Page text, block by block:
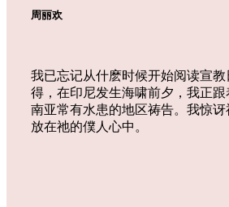
周丽欢
我已忘记从什麽时候开始阅读宣
得，在印尼发生海啸前夕，我正
南亚常有水患的地区祷告。我惊讶
放在祂的僕人心中。